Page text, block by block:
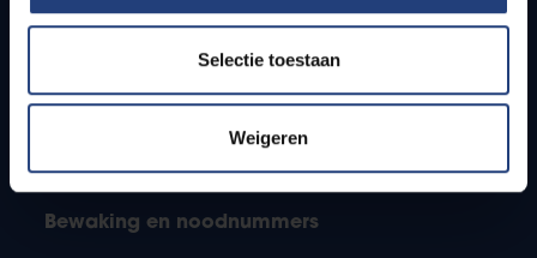
Selectie toestaan
Weigeren
Studenten
PhD-studenten
Leerkrachten en secundaire scholen
Bewaking en noodnummers